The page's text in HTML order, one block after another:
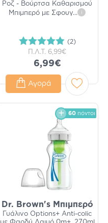
Ροζ - Βούρτσα Καθαρισμού
Μπιμπερό με Σφουγ... i
(2)
Π.Λ.Τ. 6,99€
6,99€
Αγορά
60 πόντοι
Dr. Brown's Μπιμπερό
Γυάλινο Options+ Anti-colic